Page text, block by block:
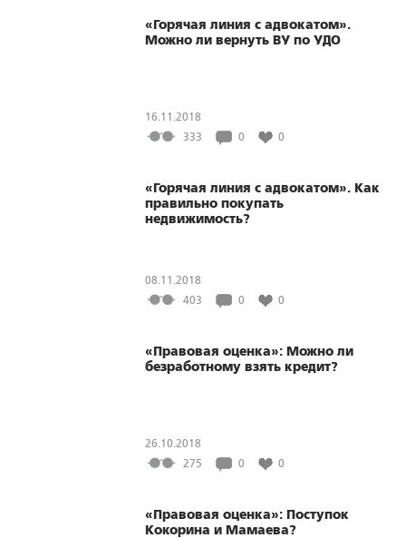
«Горячая линия с адвокатом».
Можно ли вернуть ВУ по УДО
16.11.2018
333
0 0
«Горячая линия с адвокатом». Как
правильно покупать
недвижимость?
08.11.2018
403
0 0
«Правовая оценка»: Можно ли
безработному взять кредит?
26.10.2018
275
0 0
«Правовая оценка»: Поступок
Кокорина и Мамаева?